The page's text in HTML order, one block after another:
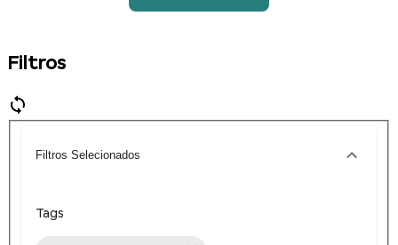
Filtros
Filtros Selecionados
Tags